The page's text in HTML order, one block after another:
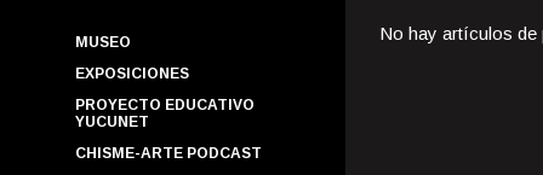
MUSEO
EXPOSICIONES
PROYECTO EDUCATIVO
YUCUNET
CHISME-ARTE PODCAST
No hay artículos de